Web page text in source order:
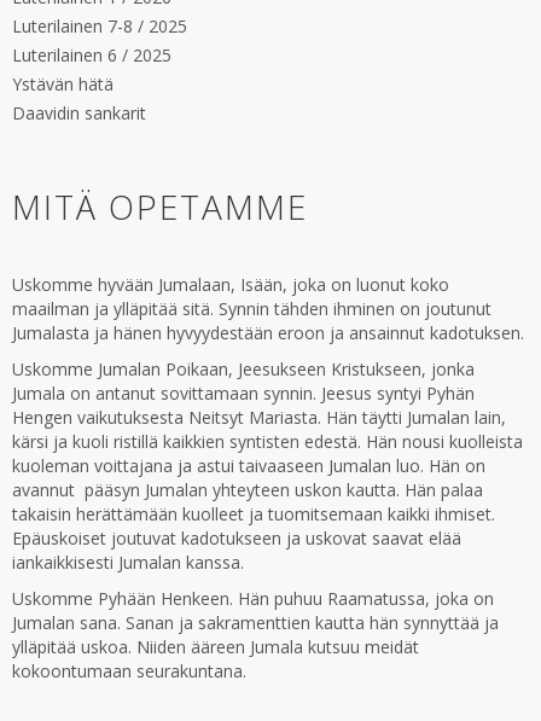
Luterilainen 7-8 / 2025
Luterilainen 6 / 2025
Ystävän hätä
Daavidin sankarit
MITÄ OPETAMME
Uskomme hyvään Jumalaan, Isään, joka on luonut koko
maailman ja ylläpitää sitä. Synnin tähden ihminen on joutunut
Jumalasta ja hänen hyvyydestään eroon ja ansainnut kadotuksen.
Uskomme Jumalan Poikaan, Jeesukseen Kristukseen, jonka
Jumala on antanut sovittamaan synnin. Jeesus syntyi Pyhän
Hengen vaikutuksesta Neitsyt Mariasta. Hän täytti Jumalan lain,
kärsi ja kuoli ristillä kaikkien syntisten edestä. Hän nousi kuolleista
kuoleman voittajana ja astui taivaaseen Jumalan luo. Hän on
avannut pääsyn Jumalan yhteyteen uskon kautta. Hän palaa
takaisin herättämään kuolleet ja tuomitsemaan kaikki ihmiset.
Epäuskoiset joutuvat kadotukseen ja uskovat saavat elää
iankaikkisesti Jumalan kanssa.
Uskomme Pyhään Henkeen. Hän puhuu Raamatussa, joka on
Jumalan sana. Sanan ja sakramenttien kautta hän synnyttää ja
ylläpitää uskoa. Niiden ääreen Jumala kutsuu meidät
kokoontumaan seurakuntana.